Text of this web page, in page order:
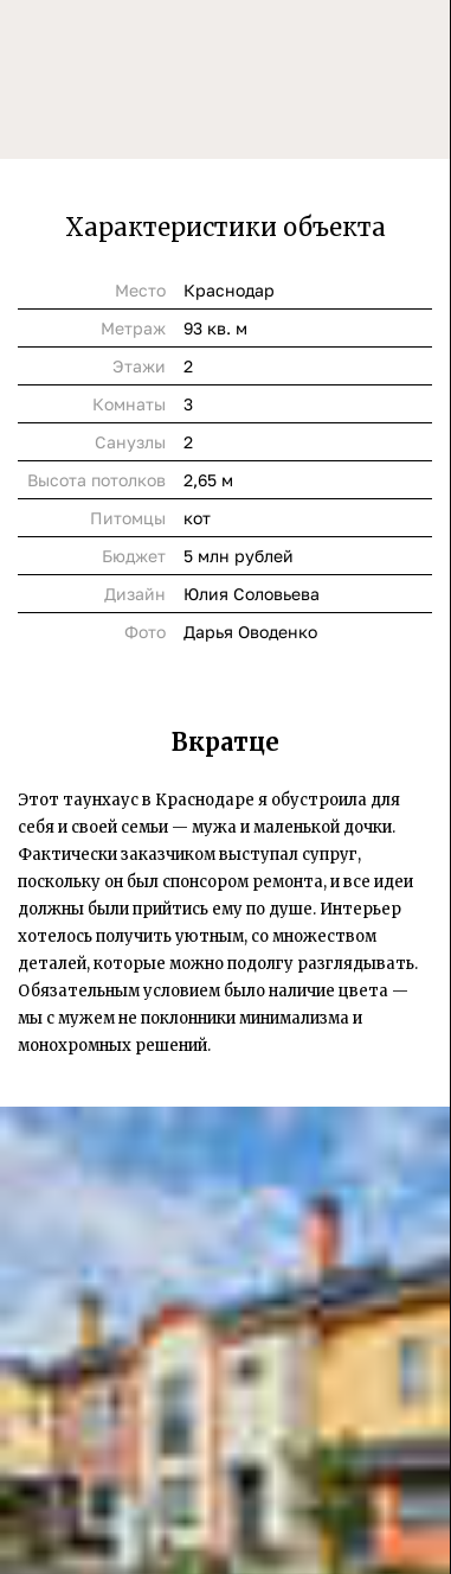
Характеристики объекта
Место
Краснодар
Метраж
93 кв. м
Этажи
2
Комнаты
3
Cанузлы
2
Высота потолков
2,65 м
Питомцы
кот
Бюджет
5 млн рублей
Дизайн
Юлия Соловьева
Фото
Дарья Оводенко
Вкратце
Этот таунхаус в Краснодаре я обустроила для
себя и своей семьи — мужа и маленькой дочки.
Фактически заказчиком выступал супруг,
поскольку он был спонсором ремонта, и все идеи
должны были прийтись ему по душе. Интерьер
хотелось получить уютным, со множеством
деталей, которые можно подолгу разглядывать.
Обязательным условием было наличие цвета —
мы с мужем не поклонники минимализма и
монохромных решений.